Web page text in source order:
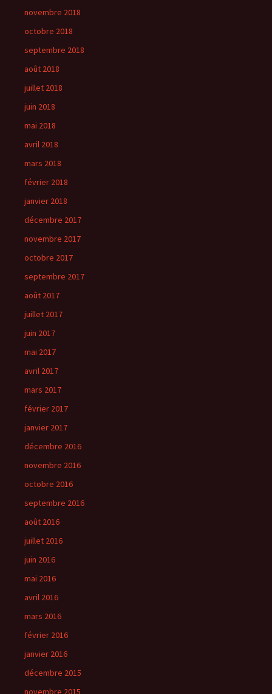
novembre 2018
octobre 2018
septembre 2018
août 2018
juillet 2018
juin 2018
mai 2018
avril 2018
mars 2018
février 2018
janvier 2018
décembre 2017
novembre 2017
octobre 2017
septembre 2017
août 2017
juillet 2017
juin 2017
mai 2017
avril 2017
mars 2017
février 2017
janvier 2017
décembre 2016
novembre 2016
octobre 2016
septembre 2016
août 2016
juillet 2016
juin 2016
mai 2016
avril 2016
mars 2016
février 2016
janvier 2016
décembre 2015